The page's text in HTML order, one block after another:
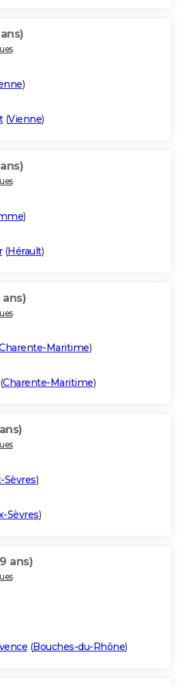
)
(Vienne)
)
(Hérault)
ans)
Maritime)
(Charente-Maritime)
Sèvres)
Sèvres)
ans)
(Bouches-du-Rhône)